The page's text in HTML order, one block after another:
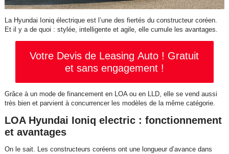
La Hyundai Ioniq électrique est l’une des fiertés du constructeur coréen.
Et il y a de quoi : stylée, intelligente et agile, elle cumule les avantages.
Votre Devis de Leasing Auto ! Gratuit
et sans engagement !
Grâce à un mode de financement en LOA ou en LLD, elle se vend aussi
très bien et parvient à concurrencer les modèles de la même catégorie.
LOA Hyundai Ioniq electric : fonctionnement
et avantages
On le sait. Les constructeurs coréens ont une longueur d’avance dans